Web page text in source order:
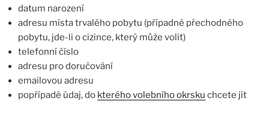
datum narození
adresu místa trvalého pobytu (případně přechodného
pobytu, jde-li o cizince, který může volit)
telefonní číslo
adresu pro doručování
emailovou adresu
popřípadě údaj, do kterého volebního okrsku chcete jít